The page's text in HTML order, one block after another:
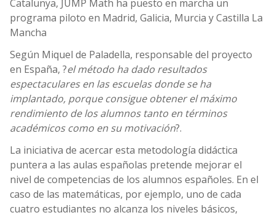
Catalunya, JUMP Math ha puesto en marcha un
programa piloto en Madrid, Galicia, Murcia y Castilla La
Mancha
Según Miquel de Paladella, responsable del proyecto
en España, ?el método ha dado resultados
espectaculares en las escuelas donde se ha
implantado, porque consigue obtener el máximo
rendimiento de los alumnos tanto en términos
académicos como en su motivación?.
La iniciativa de acercar esta metodología didáctica
puntera a las aulas españolas pretende mejorar el
nivel de competencias de los alumnos españoles. En el
caso de las matemáticas, por ejemplo, uno de cada
cuatro estudiantes no alcanza los niveles básicos,